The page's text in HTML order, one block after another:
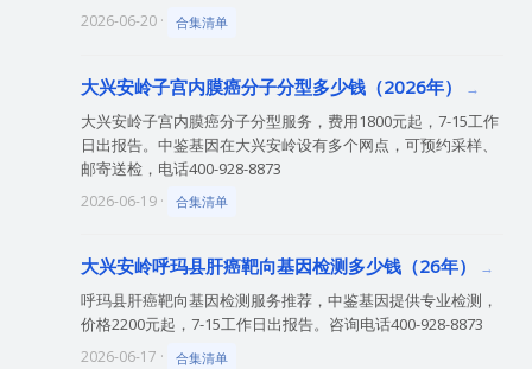
2026-06-20 · 合集清单
大兴安岭子宫内膜癌分子分型多少钱（2026年）
大兴安岭子宫内膜癌分子分型服务，费用1800元起，7-15工作
日出报告。中鉴基因在大兴安岭设有多个网点，可预约采样、
邮寄送检，电话400-928-8873
2026-06-19 · 合集清单
大兴安岭呼玛县肝癌靶向基因检测多少钱（26年）
呼玛县肝癌靶向基因检测服务推荐，中鉴基因提供专业检测，
价格2200元起，7-15工作日出报告。咨询电话400-928-8873
2026-06-17 · 合集清单